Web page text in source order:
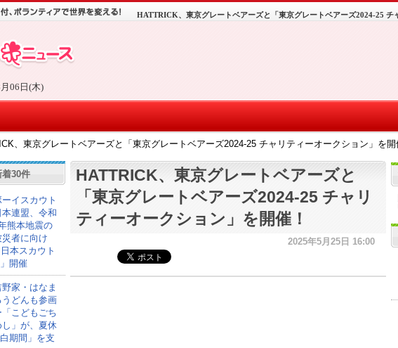
06日(木)
HATTRICK、東京グレートベアーズと「東京グレートベアーズ2024-25 チ
、東京グレートベアーズと「東京グレートベアーズ2024-25 チャリティーオークション」を開
30件
ーイスカウト
本連盟、令和
熊本地震の
災者に向け
本スカウト
開催
野家・はなま
うどんも参画
「こどもごち
し」が、夏休
期間」を支
HATTRICK、東京グレートベアーズと
「東京グレートベアーズ2024-25 チャリ
ティーオークション」を開催！
2025年5月25日 16:00